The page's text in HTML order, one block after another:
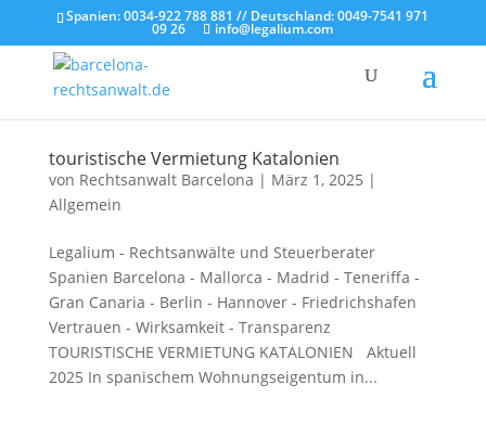
Spanien: 0034-922 788 881 // Deutschland: 0049-7541 971
09 26 info@legalium.com
touristische Vermietung Katalonien
von Rechtsanwalt Barcelona | März 1, 2025 |
Allgemein
Legalium - Rechtsanwälte und Steuerberater
Spanien Barcelona - Mallorca - Madrid - Teneriffa -
Gran Canaria - Berlin - Hannover - Friedrichshafen
Vertrauen - Wirksamkeit - Transparenz
TOURISTISCHE VERMIETUNG KATALONIEN Aktuell
2025 In spanischem Wohnungseigentum in...